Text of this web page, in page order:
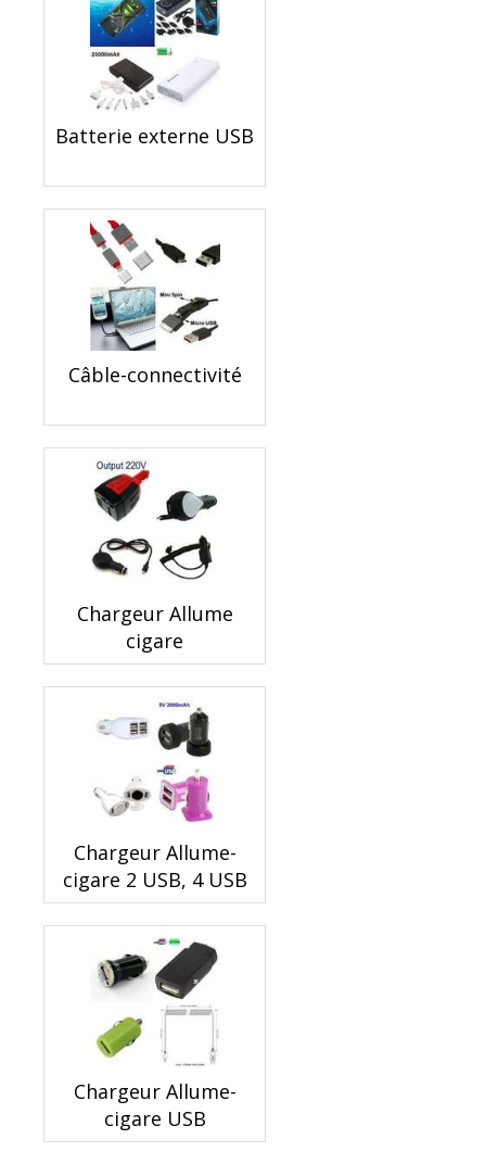
Batterie externe USB
Câble-connectivité
Chargeur Allume
cigare
Chargeur Allume-
cigare 2 USB, 4 USB
Chargeur Allume-
cigare USB